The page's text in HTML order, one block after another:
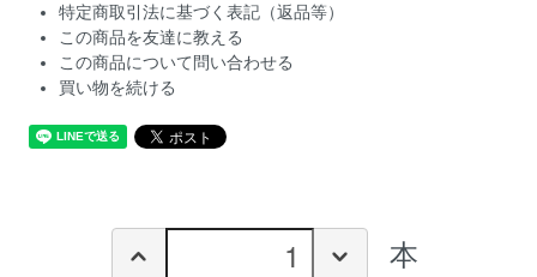
特定商取引法に基づく表記（返品等）
この商品を友達に教える
この商品について問い合わせる
買い物を続ける
本